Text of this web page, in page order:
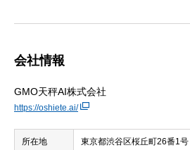
会社情報
GMO天秤AI株式会社
https://oshiete.ai/
所在地 東京都渋谷区桜丘町26番1